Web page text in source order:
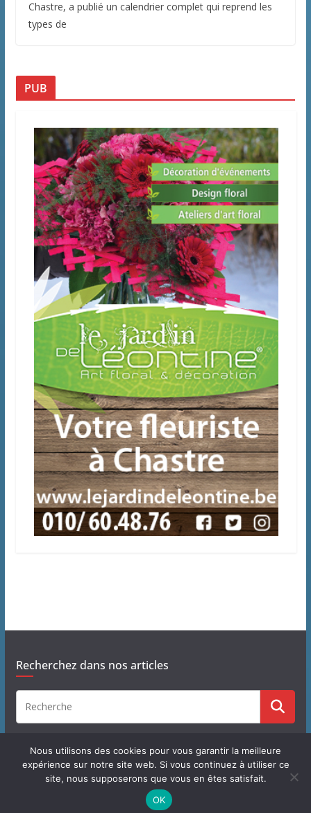
Chastre, a publié un calendrier complet qui reprend les
types de
PUB
Recherchez dans nos articles
Copyright © 2026 J'habite à Chastre
par ThemeGrill. Propulsé par
Nous utilisons des cookies pour vous garantir la meilleure
expérience sur notre site web. Si vous continuez à utiliser ce
site, nous supposerons que vous en êtes satisfait.
OK